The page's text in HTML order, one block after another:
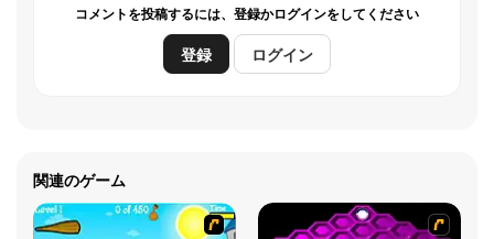
コメントを投稿するには、登録かログインをしてください
登録 ログイン
関連のゲーム